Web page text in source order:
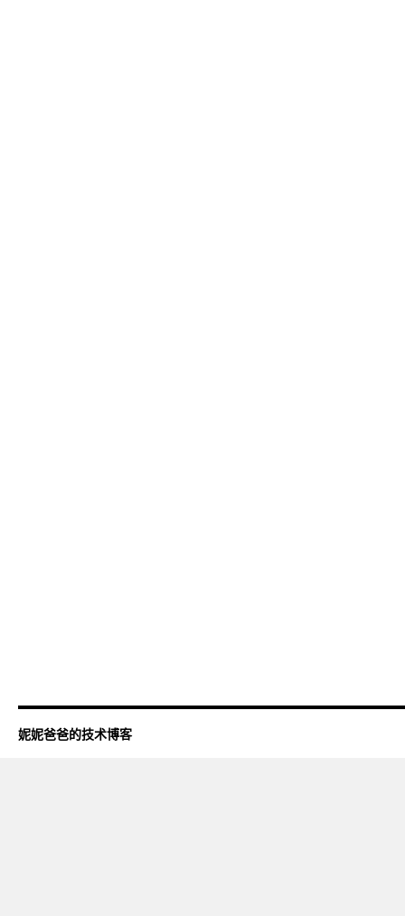
妮妮爸爸的技术博客